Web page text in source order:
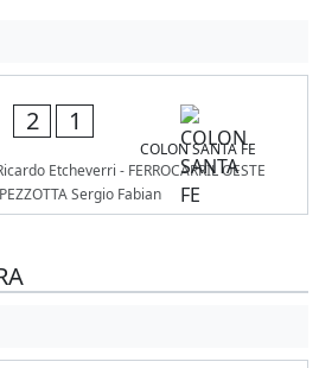
2 1
COLON SANTA FE
Etcheverri - FERROCARRIL OESTE
PEZZOTTA Sergio Fabian